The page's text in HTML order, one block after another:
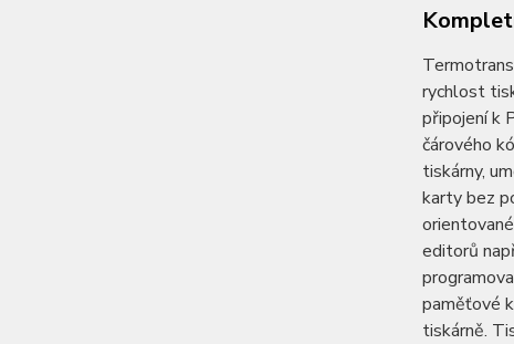
rychlost
připojení k
čárového
tiskárny,
karty bez
editorů
paměťové
tiskárně.